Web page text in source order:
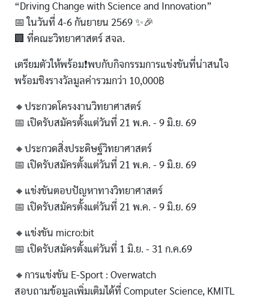
“Driving Change with Science and Innovation”
📅 ในวันที่ 4-6 กันยายน 2569 ✨🎉
🏢 ที่คณะวิทยาศาสตร์ สจล.
เตรียมตัวให้พร้อม❗พบกับกิจกรรมการแข่งขันที่น่าสนใจ
พร้อมชิงรางวัลมูลค่ารวมกว่า 10,000฿
🔸ประกวดโครงงานวิทยาศาสตร์
📅 เปิดรับสมัครตั้งแต่วันที่ 21 พ.ค. - 9 มิ.ย. 69
🔸ประกวดสิ่งประดิษฐ์วิทยาศาสตร์
📅 เปิดรับสมัครตั้งแต่วันที่ 21 พ.ค. - 9 มิ.ย. 69
🔸แข่งขันตอบปัญหาทางวิทยาศาสตร์
📅 เปิดรับสมัครตั้งแต่วันที่ 21 พ.ค. - 9 มิ.ย. 69
🔸แข่งขัน micro:bit
📅 เปิดรับสมัครตั้งแต่วันที่ 1 มิ.ย. - 31 ก.ค.69
🔸การแข่งขัน E-Sport : Overwatch
สอบถามข้อมูลเพิ่มเติมได้ที่ Computer Science, KMITL